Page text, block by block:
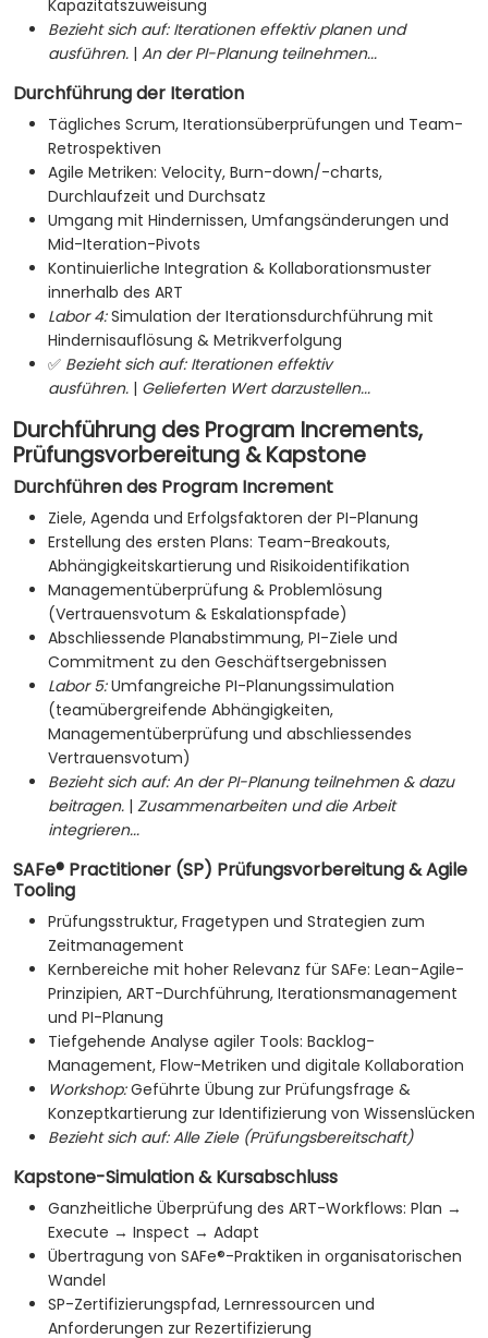
Kapazitätszuweisung
Bezieht sich auf: Iterationen effektiv planen und
ausführen. | An der PI-Planung teilnehmen...
Durchführung der Iteration
Tägliches Scrum, Iterationsüberprüfungen und Team-
Retrospektiven
Agile Metriken: Velocity, Burn-down/-charts,
Durchlaufzeit und Durchsatz
Umgang mit Hindernissen, Umfangsänderungen und
Mid-Iteration-Pivots
Kontinuierliche Integration & Kollaborationsmuster
innerhalb des ART
Labor 4:Simulation der Iterationsdurchführung mit
Hindernisauflösung & Metrikverfolgung
✅ Bezieht sich auf: Iterationen effektiv
ausführen. | Gelieferten Wert darzustellen...
Durchführung des Program Increments,
Prüfungsvorbereitung & Kapstone
Durchführen des Program Increment
Ziele, Agenda und Erfolgsfaktoren der PI-Planung
Erstellung des ersten Plans: Team-Breakouts,
Abhängigkeitskartierung und Risikoidentifikation
Managementüberprüfung & Problemlösung
(Vertrauensvotum & Eskalationspfade)
Abschliessende Planabstimmung, PI-Ziele und
Commitment zu den Geschäftsergebnissen
Labor 5:Umfangreiche PI-Planungssimulation
(teamübergreifende Abhängigkeiten,
Managementüberprüfung und abschliessendes
Vertrauensvotum)
Bezieht sich auf: An der PI-Planung teilnehmen & dazu
beitragen. | Zusammenarbeiten und die Arbeit
integrieren...
SAFe® Practitioner (SP) Prüfungsvorbereitung & Agile
Tooling
Prüfungsstruktur, Fragetypen und Strategien zum
Zeitmanagement
Kernbereiche mit hoher Relevanz für SAFe: Lean-Agile-
Prinzipien, ART-Durchführung, Iterationsmanagement
und PI-Planung
Tiefgehende Analyse agiler Tools: Backlog-
Management, Flow-Metriken und digitale Kollaboration
Workshop:Geführte Übung zur Prüfungsfrage &
Konzeptkartierung zur Identifizierung von Wissenslücken
Bezieht sich auf: Alle Ziele (Prüfungsbereitschaft)
Kapstone-Simulation & Kursabschluss
Ganzheitliche Überprüfung des ART-Workflows: Plan →
Execute → Inspect → Adapt
Übertragung von SAFe®-Praktiken in organisatorischen
Wandel
SP-Zertifizierungspfad, Lernressourcen und
Anforderungen zur Rezertifizierung